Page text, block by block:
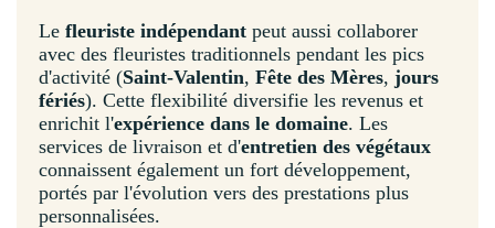
Le fleuriste indépendant peut aussi collaborer
avec des fleuristes traditionnels pendant les pics
d'activité (Saint-Valentin, Fête des Mères, jours
fériés). Cette flexibilité diversifie les revenus et
enrichit l'expérience dans le domaine. Les
services de livraison et d'entretien des végétaux
connaissent également un fort développement,
portés par l'évolution vers des prestations plus
personnalisées.